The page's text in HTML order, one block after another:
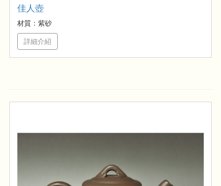
佳人壺
材質：紫砂
詳細介紹